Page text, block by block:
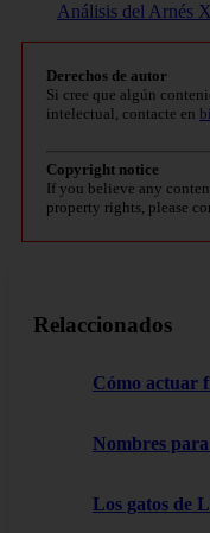
Análisis del Arnés
Derechos de autor
Si cree que algún
intelectual, contacte en
Copyright notice
If you believe any
property rights, please
Relaccionados
Cómo actuar
Nombres
Los gatos de